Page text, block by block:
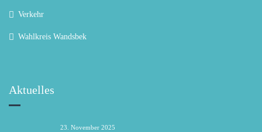
Verkehr
Wahlkreis Wandsbek
Aktuelles
23. November 2025